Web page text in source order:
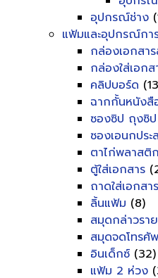
อุปกรณ์ช่าง
แฟ้มและอุปกรณ์กา
กล่องเอกสาร
กล่องใส่เอก
คลิปบอร์ด
ฉากกั้นหนังสื
ซองซิป ถุงซิป
ซองเอนกประ
ตาไก่พลาสติก
ตู้ใส่เอกสาร
ถาดใส่เอกสา
ลิ้นแฟ้ม (8)
สมุดกล่าวรา
สมุดจดโทรศั
อินเด็กซ์ (32)
แฟ้ม 2 ห่วง